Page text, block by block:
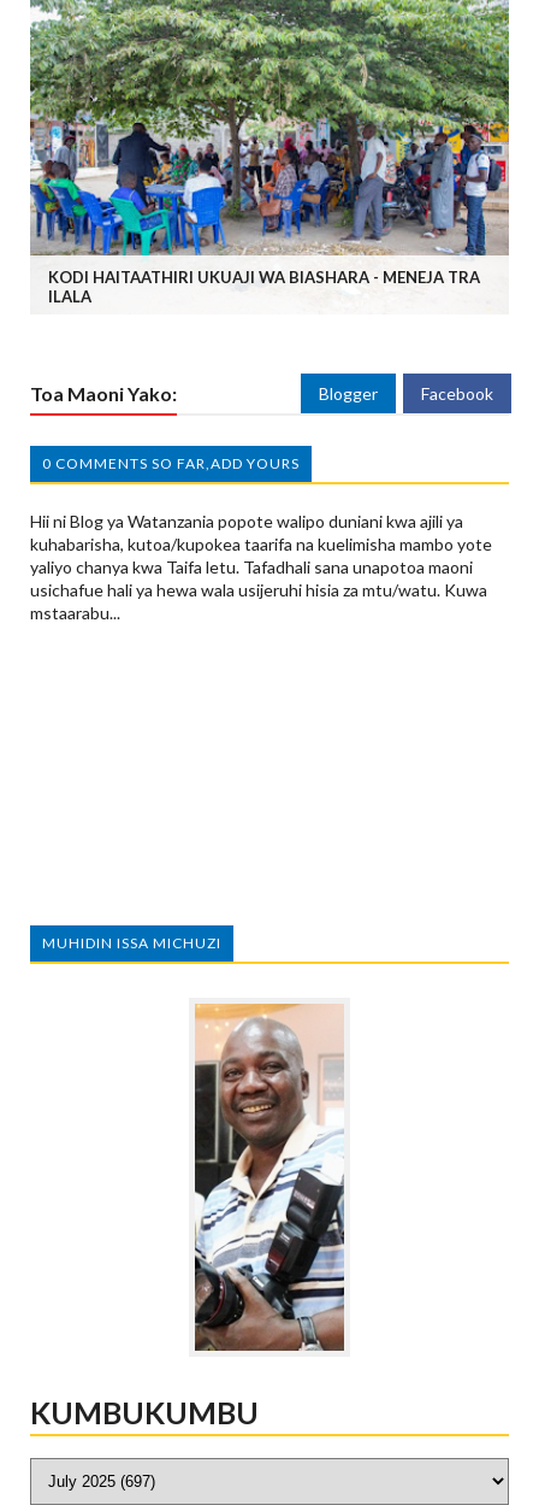
KODI HAITAATHIRI UKUAJI WA BIASHARA - MENEJA TRA
ILALA
Toa Maoni Yako: Blogger Facebook
0 COMMENTS SO FAR,ADD YOURS
Hii ni Blog ya Watanzania popote walipo duniani kwa ajili ya
kuhabarisha, kutoa/kupokea taarifa na kuelimisha mambo yote
yaliyo chanya kwa Taifa letu. Tafadhali sana unapotoa maoni
usichafue hali ya hewa wala usijeruhi hisia za mtu/watu. Kuwa
mstaarabu...
MUHIDIN ISSA MICHUZI
KUMBUKUMBU